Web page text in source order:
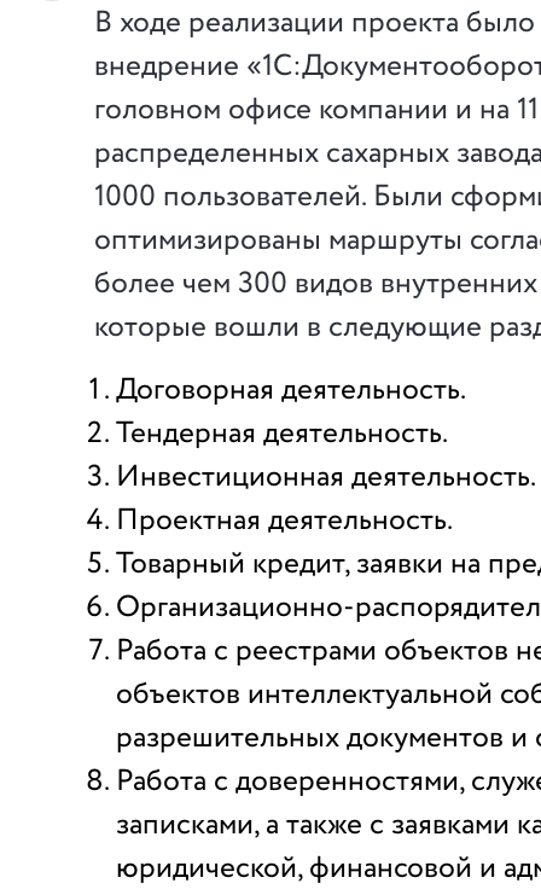
В ходе реализации проекта
внедрение
головном офисе компании и на
распределенных сахарных
1000 пользователей. Были
оптимизированы маршруты
более чем 300 видов
которые вошли в следующие
Договорная деятельность.
Тендерная деятельность.
Инвестиционная деятельность.
Проектная деятельность.
Товарный кредит, заявки на
Организационно-
Работа с реестрами объектов
объектов интеллектуальной
разрешительных документов и
Работа с доверенностями,
записками, а также с заявками
юридической, финансовой и